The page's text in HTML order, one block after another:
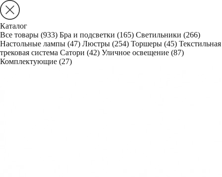
Каталог
Все товары (933) Бра и подсветки (165) Светильники (266)
Настольные лампы (47) Люстры (254) Торшеры (45) Текстильная
трековая система Сатори (42) Уличное освещение (87)
Комплектующие (27)